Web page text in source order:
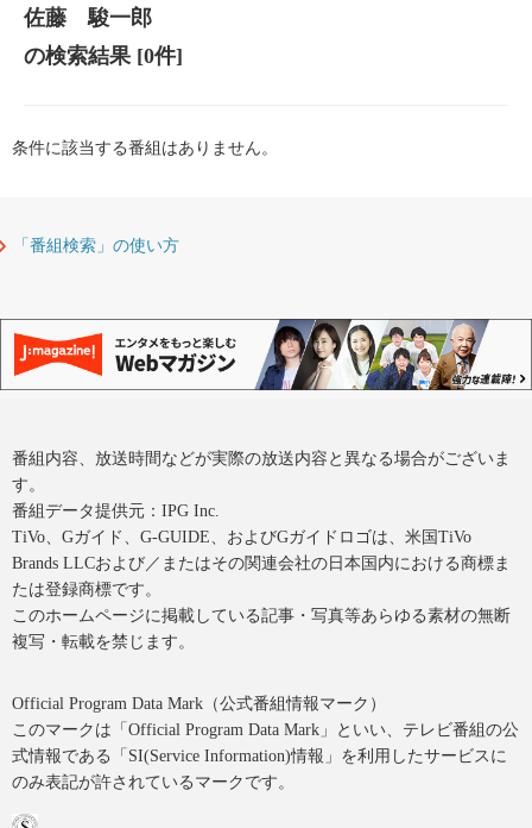
佐藤 駿一郎
の検索結果[0件]
条件に該当する番組はありません。
「番組検索」の使い方
番組内容、放送時間などが実際の放送内容と異なる場合がございま
す。
番組データ提供元：IPG Inc.
TiVo、Gガイド、G-GUIDE、およびGガイドロゴは、米国TiVo
Brands LLCおよび／またはその関連会社の日本国内における商標ま
たは登録商標です。
このホームページに掲載している記事・写真等あらゆる素材の無断
複写・転載を禁じます。
Official Program Data Mark（公式番組情報マーク）
このマークは「Official Program Data Mark」といい、テレビ番組の公
式情報である「SI(Service Information)情報」を利用したサービスに
のみ表記が許されているマークです。